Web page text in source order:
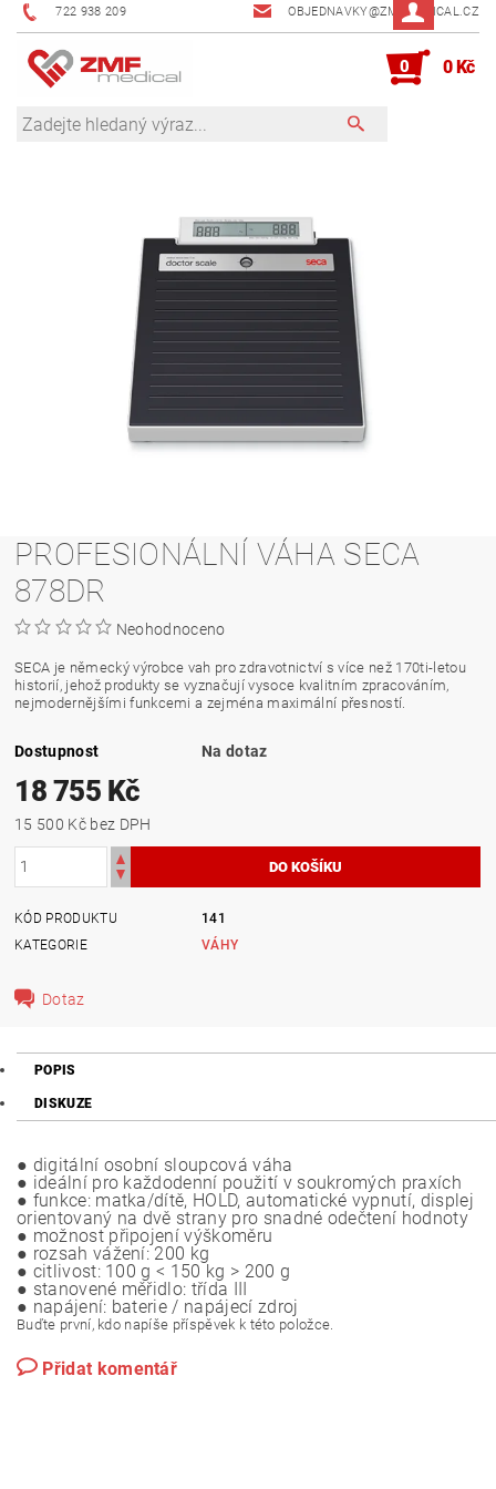
722 938 209 OBJEDNAVKY@ZMFMEDICAL.CZ
0 0 Kč
PROFESIONÁLNÍ VÁHA SECA
878DR
Neohodnoceno
SECA je německý výrobce vah pro zdravotnictví s více než 170ti-letou
historií, jehož produkty se vyznačují vysoce kvalitním zpracováním,
nejmodernějšími funkcemi a zejména maximální přesností.
Dostupnost Na dotaz
18 755 Kč
15 500 Kč bez DPH
KÓD PRODUKTU
141
KATEGORIE
VÁHY
Dotaz
POPIS
DISKUZE
● digitální osobní sloupcová váha
● ideální pro každodenní použití v soukromých praxích
● funkce: matka/dítě, HOLD, automatické vypnutí, displej
orientovaný na dvě strany pro snadné odečtení hodnoty
● možnost připojení výškoměru
● rozsah vážení: 200 kg
● citlivost: 100 g < 150 kg > 200 g
● stanovené měřidlo: třída III
● napájení: baterie / napájecí zdroj
Buďte první, kdo napíše příspěvek k této položce.
Přidat komentář